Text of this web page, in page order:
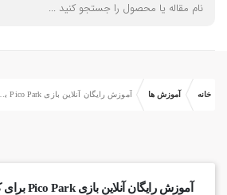
خانه آموزش ها
آموزش رایگان آنلاین بازی Pico Park برای کامپیوتر